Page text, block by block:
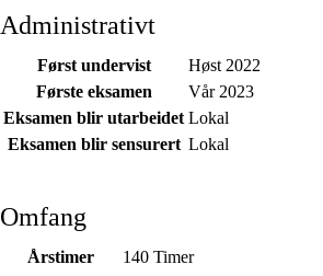
Administrativt
Først undervist
Høst 2022
Første eksamen
Vår 2023
Eksamen blir utarbeidet Lokal
Eksamen blir sensurert Lokal
Omfang
Årstimer
140 Timer